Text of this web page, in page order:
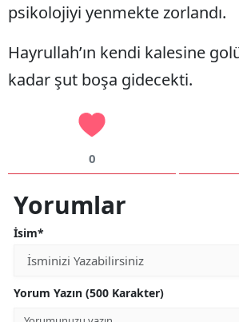
psikolojiyi yenmekte zorlandı.
Hayrullah’ın kendi kalesine
kadar şut boşa gidecekti.
0
Yorumlar
İsim*
Yorum Yazın (500 Karakter)